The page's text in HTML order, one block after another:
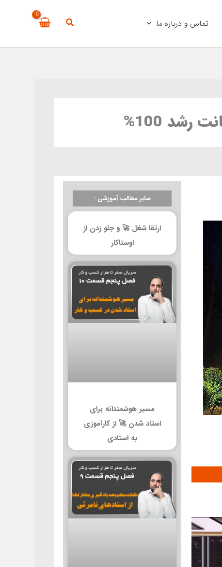
تماس و درباره ما
سایر مطالب آموزشی :
ارتقا شغل 🚀 و جلو زدن از
اوستاکار
مسیر هوشمندانه برای
استاد شدن 🚀 از کارآموزی
به استادی